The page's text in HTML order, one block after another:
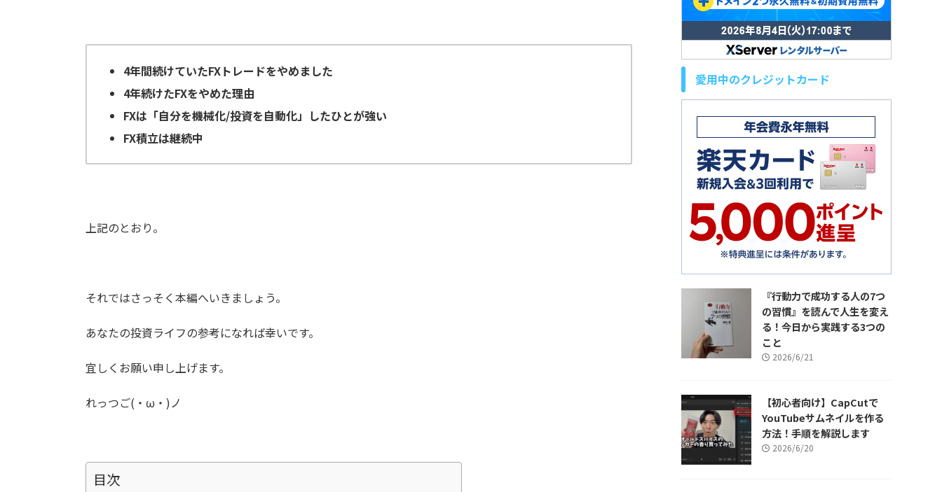
4年間続けていたFXトレードをやめました
4年続けたFXをやめた理由
FXは「自分を機械化/投資を自動化」したひとが強い
FX積立は継続中
上記のとおり。
それではさっそく本編へいきましょう。
あなたの投資ライフの参考になれば幸いです。
宜しくお願い申し上げます。
れっつご(・ω・)ノ
目次
愛用中のクレジットカード
『行動力で成功する人の7つ
の習慣』を読んで人生を変え
る！今日から実践する3つの
こと
2026/6/21
【初心者向け】CapCutで
YouTubeサムネイルを作る
方法！手順を解説します
2026/6/20